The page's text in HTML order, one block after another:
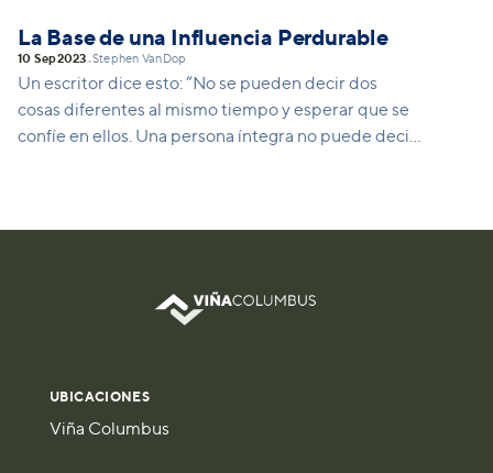
La Base de una Influencia Perdurable
10 Sep2023•Stephen VanDop
Un escritor dice esto: “No se pueden decir dos
cosas diferentes al mismo tiempo y esperar que se
confíe en ellos. Una persona íntegra no puede decir
que significa ser completo, indivisible; en otras
palabras, estar completo".
UBICACIONES
Viña Columbus